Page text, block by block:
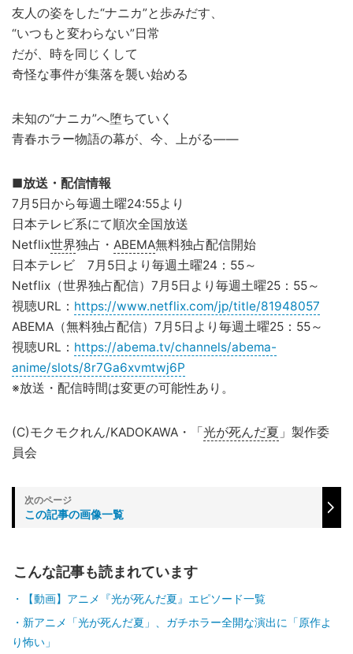
友人の姿をした“ナニカ”と歩みだす、
“いつもと変わらない”日常
だが、時を同じくして
奇怪な事件が集落を襲い始める
未知の“ナニカ”へ堕ちていく
青春ホラー物語の幕が、今、上がる――
■放送・配信情報
7月5日から毎週土曜24:55より
日本テレビ系にて順次全国放送
Netflix世界独占・ ABEMA無料独占配信開始
日本テレビ 7月5日より毎週土曜24：55～
Netflix（世界独占配信）7月5日より毎週土曜25：55～
視聴URL： https://www.netflix.com/jp/title/81948057
ABEMA（無料独占配信）7月5日より毎週土曜25：55～
視聴URL： https://abema.tv/channels/abema-
anime/slots/8r7Ga6xvmtwj6P
※放送・配信時間は変更の可能性あり。
(C)モクモクれん/KADOKAWA・「 光が死んだ夏 」製作委
員会
この記事の画像一覧
こんな記事も読まれています
【動画】アニメ『光が死んだ夏』エピソード一覧
新アニメ「光が死んだ夏」、ガチホラー全開な演出に「原作よ
り怖い」